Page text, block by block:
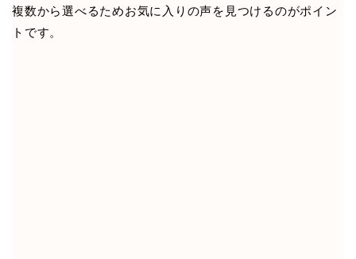
複数から選べるためお気に入りの声を見つけるのがポイン
トです。